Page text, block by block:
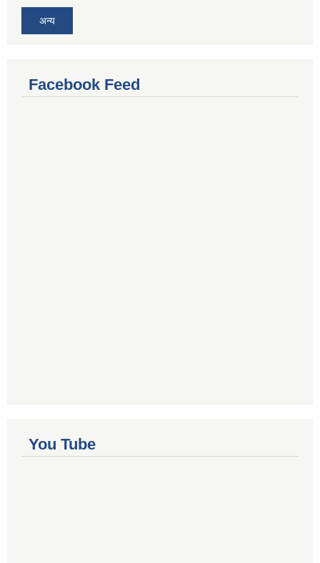
अन्य
Facebook Feed
You Tube